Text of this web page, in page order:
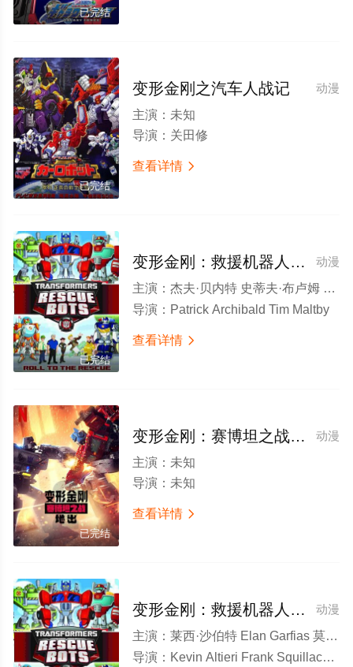
已完结
已完结
动漫
变形金刚之汽车人战记
主演： 未知
导演： 关田修
查看详情 
已完结
动漫
变形金刚：救援机器人第三季
主演： 杰夫·贝内特 史蒂夫·布卢姆 莱瓦尔·伯顿
导演： Patrick Archibald Tim Maltby
查看详情 
已完结
动漫
变形金刚：赛博坦之战第二季
主演： 未知
导演： 未知
查看详情 
动漫
变形金刚：救援机器人第四季
主演： 莱西·沙伯特 Elan Garfias 莫里斯·拉马奇 杰森·马斯登 珊农·麦克凯恩 史蒂夫·布卢姆 帕维什·齐纳 D.C.道格拉斯 Imari Williams
导演： Kevin Altieri Frank Squillace Patrick Archibald